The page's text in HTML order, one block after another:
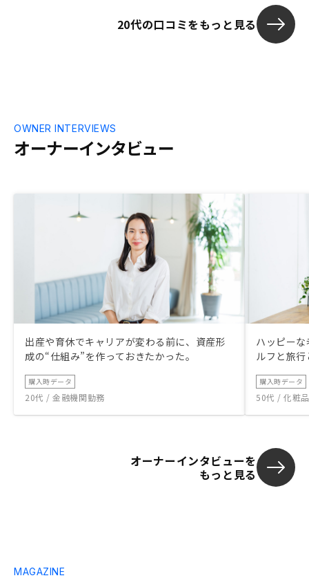
20代の口コミをもっと見る
オーナーインタビュー
OWNER INTERVIEWS
出産や育休でキャリアが変わる前に、資産形
成の“仕組み”を作っておきたかった。
購入時データ
20代 / 金融機関勤務
ハッピー
ルフと旅
購入時データ
50代 / 化粧
オーナーインタビューを
もっと見る
MAGAZINE